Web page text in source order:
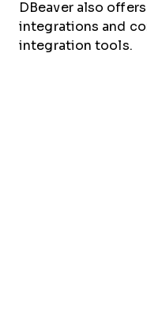
DBeaver also
integrations and
integration tools.